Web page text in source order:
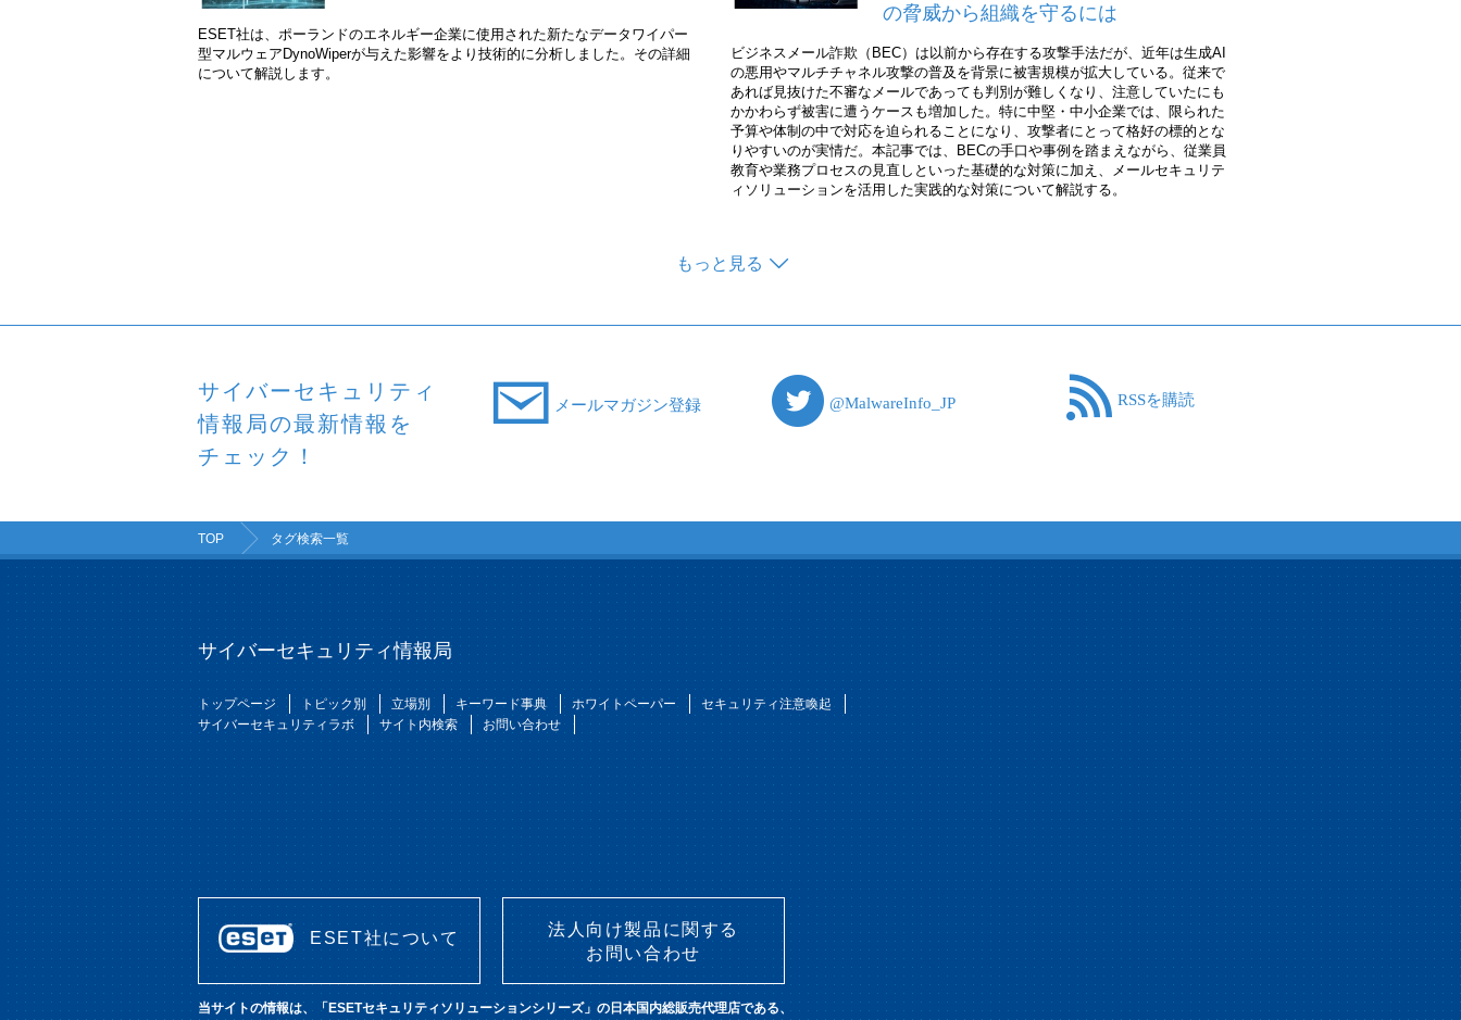
ESET社は、ポーランドのエネルギー企業に使用された新たなデータワイパー
型マルウェアDynoWiperが与えた影響をより技術的に分析しました。その詳細
について解説します。
の脅威から組織を守るには
ビジネスメール詐欺（BEC）は以前から存在する攻撃手法だが、近年は生成AI
の悪用やマルチチャネル攻撃の普及を背景に被害規模が拡大している。従来で
あれば見抜けた不審なメールであっても判別が難しくなり、注意していたにも
かかわらず被害に遭うケースも増加した。特に中堅・中小企業では、限られた
予算や体制の中で対応を迫られることになり、攻撃者にとって格好の標的とな
りやすいのが実情だ。本記事では、BECの手口や事例を踏まえながら、従業員
教育や業務プロセスの見直しといった基礎的な対策に加え、メールセキュリテ
ィソリューションを活用した実践的な対策について解説する。
もっと見る
サイバーセキュリティ
情報局の最新情報を
チェック！
メールマガジン登録 @MalwareInfo_JP RSSを購読
TOP タグ検索一覧
サイバーセキュリティ情報局
トップページ トピック別 立場別 キーワード事典 ホワイトペーパー
セキュリティ注意喚起
サイバーセキュリティラボ
サイト内検索 お問い合わせ
ESET社について
法人向け製品に関する
お問い合わせ
当サイトの情報は、「ESETセキュリティソリューションシリーズ」の日本国内総販売代理店である、